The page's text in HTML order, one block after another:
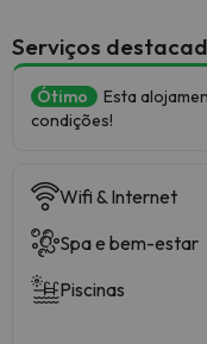
Serviços
Ótimo Esta
condições!
Wifi & Internet
Spa e bem-estar
Piscinas